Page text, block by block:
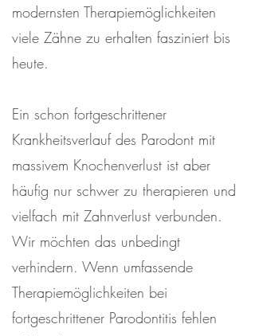
modernsten Therapiemöglichkeiten
viele Zähne zu erhalten fasziniert bis
heute.
Ein schon fortgeschrittener
Krankheitsverlauf des Parodont mit
massivem Knochenverlust ist aber
häufig nur schwer zu therapieren und
vielfach mit Zahnverlust verbunden.
Wir möchten das unbedingt
verhindern. Wenn umfassende
Therapiemöglichkeiten bei
fortgeschrittener Parodontitis fehlen